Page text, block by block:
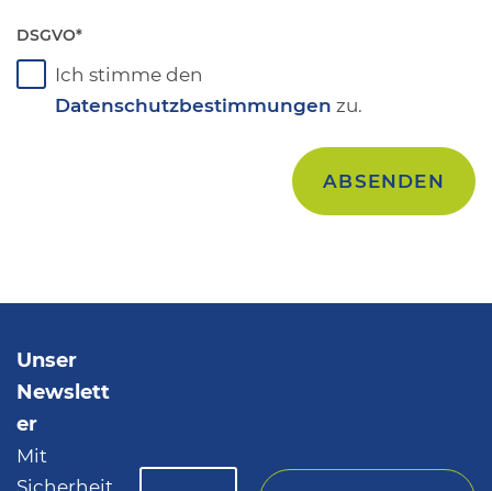
DSGVO*
Ich stimme den
Datenschutzbestimmungen zu.
Unser
Newslett
er
Mit